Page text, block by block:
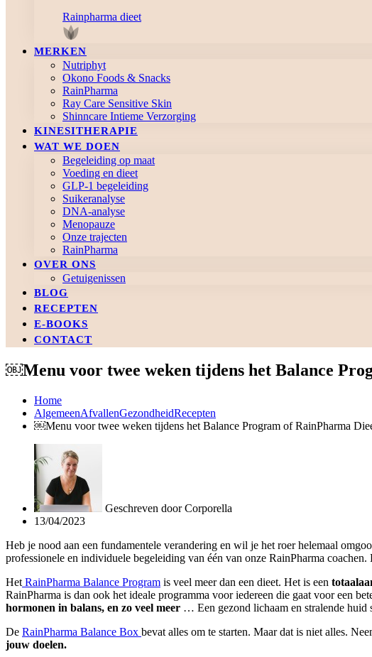
Rainpharma dieet
MERKEN
Nutriphyt
Okono Foods & Snacks
RainPharma
Ray Care Sensitive Skin
Shinncare Intieme Verzorging
KINESITHERAPIE
WAT WE DOEN
Begeleiding op maat
Voeding en dieet
GLP-1 begeleiding
Suikeranalyse
DNA-analyse
Menopauze
Onze trajecten
RainPharma
OVER ONS
Getuigenissen
BLOG
RECEPTEN
E-BOOKS
CONTACT
￼Menu voor twee weken tijdens het Balance
Home
AlgemeenAfvallenGezondheidRecepten
￼Menu voor twee weken tijdens het Balance Program of RainPharma
Geschreven doorCorporella
13/04/2023
Heb je nood aan een fundamentele verandering en wil je het roer helemaal
professionele en individuele begeleiding van één van onze RainPharma
Het RainPharma Balance Program is veel meer dan een dieet. Het is een
RainPharma is dan ook het ideale programma voor iedereen die gaat voor een
hormonen in balans, en zo veel meer … Een gezond lichaam en stralende huid
De RainPharma Balance Box bevat alles om te starten. Maar dat is niet alles.
jouw doelen.